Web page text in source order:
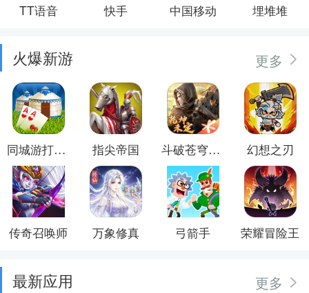
TT语音 快手 中国移动 埋堆堆
火爆新游 更多
同城游打大尖 指尖帝国 斗破苍穹：异火重燃 幻想之刃
传奇召唤师 万象修真 弓箭手 荣耀冒险王
最新应用 更多